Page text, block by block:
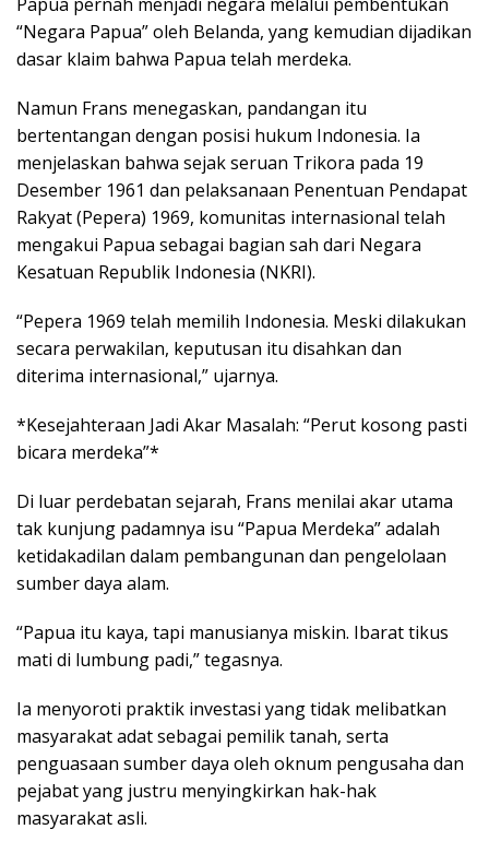
“Negara Papua” oleh Belanda, yang kemudian dijadikan
dasar klaim bahwa Papua telah merdeka.
Namun Frans menegaskan, pandangan itu
bertentangan dengan posisi hukum Indonesia. Ia
menjelaskan bahwa sejak seruan Trikora pada 19
Desember 1961 dan pelaksanaan Penentuan Pendapat
Rakyat (Pepera) 1969, komunitas internasional telah
mengakui Papua sebagai bagian sah dari Negara
Kesatuan Republik Indonesia (NKRI).
“Pepera 1969 telah memilih Indonesia. Meski dilakukan
secara perwakilan, keputusan itu disahkan dan
diterima internasional,” ujarnya.
*Kesejahteraan Jadi Akar Masalah: “Perut kosong pasti
bicara merdeka”*
Di luar perdebatan sejarah, Frans menilai akar utama
tak kunjung padamnya isu “Papua Merdeka” adalah
ketidakadilan dalam pembangunan dan pengelolaan
sumber daya alam.
“Papua itu kaya, tapi manusianya miskin. Ibarat tikus
mati di lumbung padi,” tegasnya.
Ia menyoroti praktik investasi yang tidak melibatkan
masyarakat adat sebagai pemilik tanah, serta
penguasaan sumber daya oleh oknum pengusaha dan
pejabat yang justru menyingkirkan hak-hak
masyarakat asli.